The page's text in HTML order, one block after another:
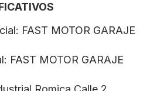
FAST MOTOR GARAJE
FAST MOTOR GARAJE